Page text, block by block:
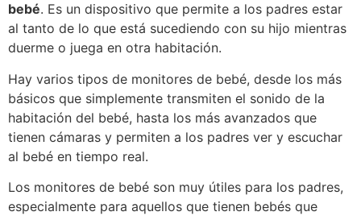
bebé. Es un dispositivo que permite a los padres estar
al tanto de lo que está sucediendo con su hijo mientras
duerme o juega en otra habitación.
Hay varios tipos de monitores de bebé, desde los más
básicos que simplemente transmiten el sonido de la
habitación del bebé, hasta los más avanzados que
tienen cámaras y permiten a los padres ver y escuchar
al bebé en tiempo real.
Los monitores de bebé son muy útiles para los padres,
especialmente para aquellos que tienen bebés que